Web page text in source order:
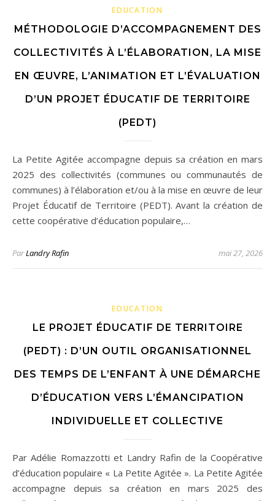
EDUCATION
MÉTHODOLOGIE D’ACCOMPAGNEMENT DES
COLLECTIVITÉS À L’ÉLABORATION, LA MISE
EN ŒUVRE, L’ANIMATION ET L’ÉVALUATION
D’UN PROJET ÉDUCATIF DE TERRITOIRE
(PEDT)
La Petite Agitée accompagne depuis sa création en mars
2025 des collectivités (communes ou communautés de
communes) à l’élaboration et/ou à la mise en œuvre de leur
Projet Éducatif de Territoire (PEDT). Avant la création de
cette coopérative d’éducation populaire,…
ParLandry Rafin mai 27, 2026
EDUCATION
LE PROJET ÉDUCATIF DE TERRITOIRE
(PEDT) : D’UN OUTIL ORGANISATIONNEL
DES TEMPS DE L’ENFANT À UNE DÉMARCHE
D’ÉDUCATION VERS L’ÉMANCIPATION
INDIVIDUELLE ET COLLECTIVE
Par Adélie Romazzotti et Landry Rafin de la Coopérative
d’éducation populaire « La Petite Agitée ». La Petite Agitée
accompagne depuis sa création en mars 2025 des